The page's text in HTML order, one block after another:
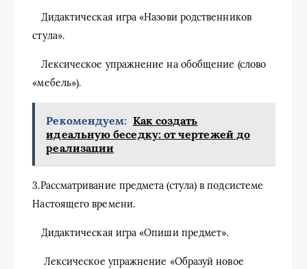
Дидактическая игра «Назови родственников
стула».
Лексическое упражнение на обобщение (слово
«мебель»).
Рекомендуем: Как создать
идеальную беседку: от чертежей до
реализации
3.Рассматривание предмета (стула) в подсистеме
Настоящего времени.
Дидактическая игра «Опиши предмет».
Лексическое упражнение «Образуй новое